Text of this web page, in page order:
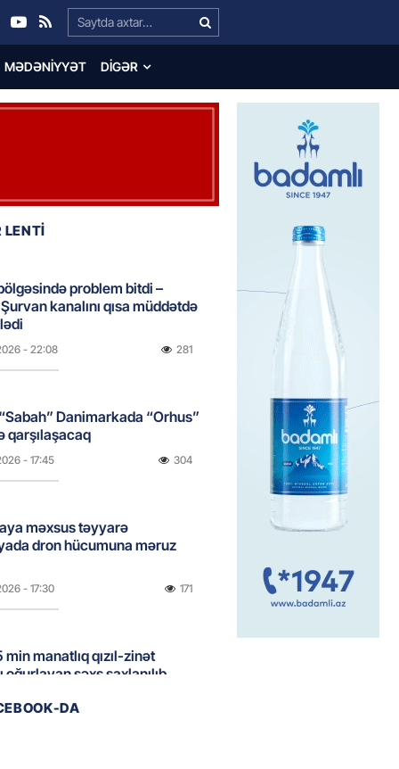
Search…
MƏDƏNIYYƏT DIGƏR
problem bitdi –
kanalını qısa müddətdə
- 22:08 281
Danimarkada “Orhus”
qarşılaşacaq
- 17:45 304
məxsus təyyarə
dron hücumuna məruz
- 17:30 171
min manatlıq qızıl-zinət
oğurlayan şəxs saxlanılıb
DA